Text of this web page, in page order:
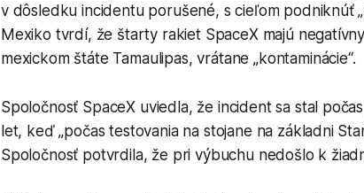
v dôsledku incidentu porušené, s cieľom podniknúť
Mexiko tvrdí, že štarty rakiet SpaceX majú
mexickom štáte Tamaulipas, vrátane „kontaminácie“.
Spoločnosť SpaceX uviedla, že incident sa stal
let, keď „počas testovania na stojane na základni
Spoločnosť potvrdila, že pri výbuchu nedošlo k